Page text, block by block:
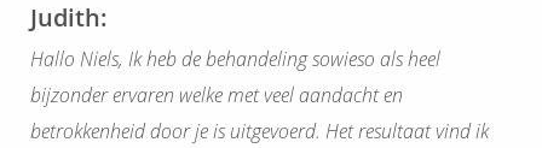
Judith:
Hallo Niels, Ik heb de behandeling sowieso als heel
bijzonder ervaren welke met veel aandacht en
betrokkenheid door je is uitgevoerd. Het resultaat vind ik